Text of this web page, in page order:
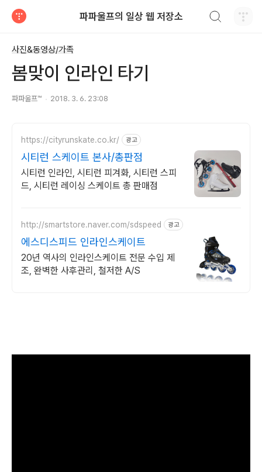
파파울프의 일상 웹 저장소
사진&동영상/가족
봄맞이 인라인 타기
파파울프™ 2018. 3. 6. 23:08
https://cityrunskate.co.kr/ 광고
시티런 스케이트 본사/총판점
시티런 인라인, 시티런 피겨화, 시티런 스피
드, 시티런 레이싱 스케이트 총 판매점
http://smartstore.naver.com/sdspeed 광고
에스디스피드 인라인스케이트
20년 역사의 인라인스케이트 전문 수입 제
조, 완벽한 사후관리, 철저한 A/S